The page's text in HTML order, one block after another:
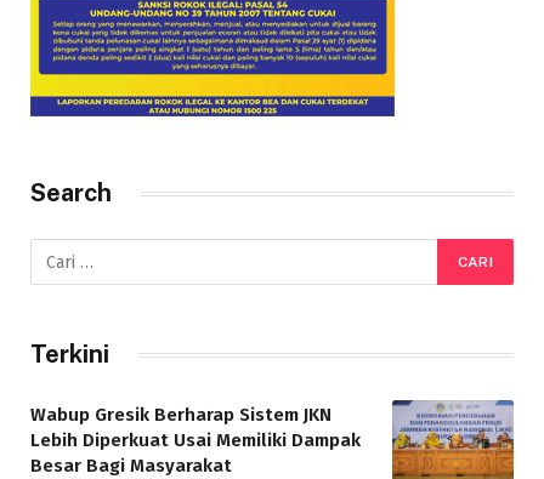
Search
Terkini
Wabup Gresik Berharap Sistem JKN
Lebih Diperkuat Usai Memiliki Dampak
Besar Bagi Masyarakat